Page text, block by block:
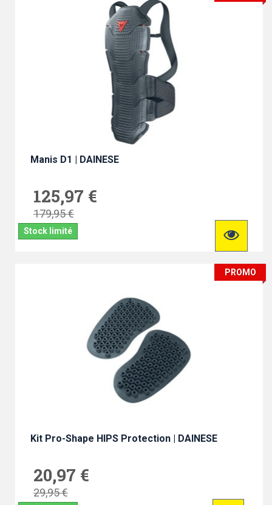
Manis D1 | DAINESE
125,97 €
179,95 €
Stock limité
PROMO
Kit Pro-Shape HIPS Protection | DAINESE
20,97 €
29,95 €